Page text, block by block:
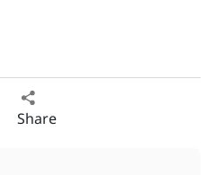
Share